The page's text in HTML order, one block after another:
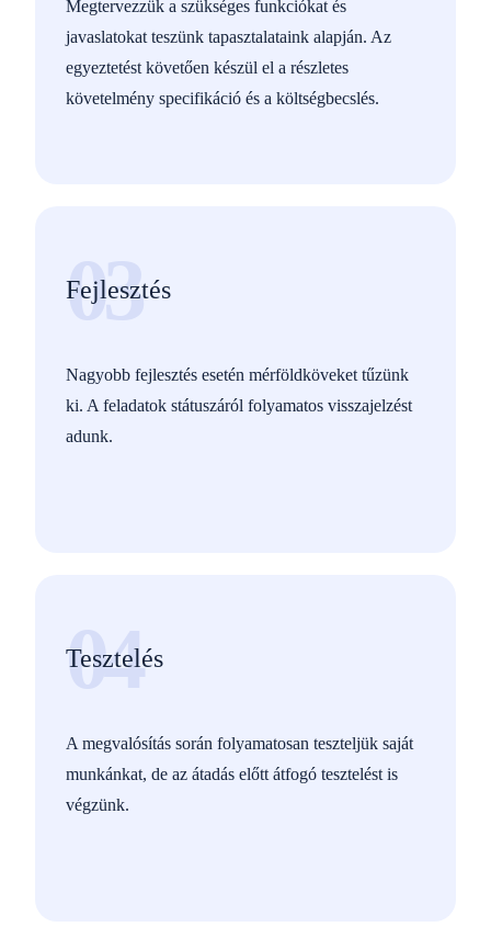
Megtervezzük a szükséges funkciókat és
javaslatokat teszünk tapasztalataink alapján. Az
egyeztetést követően készül el a részletes
követelmény specifikáció és a költségbecslés.
03
Fejlesztés
Nagyobb fejlesztés esetén mérföldköveket tűzünk
ki. A feladatok státuszáról folyamatos visszajelzést
adunk.
04
Tesztelés
A megvalósítás során folyamatosan teszteljük saját
munkánkat, de az átadás előtt átfogó tesztelést is
végzünk.